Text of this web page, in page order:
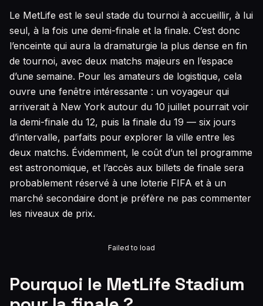
Le MetLife est le seul stade du tournoi à accueillir, à lui
seul, à la fois une demi-finale et la finale. C’est donc
l’enceinte qui aura la dramaturgie la plus dense en fin
de tournoi, avec deux matchs majeurs en l’espace
d’une semaine. Pour les amateurs de logistique, cela
ouvre une fenêtre intéressante : un voyageur qui
arriverait à New York autour du 10 juillet pourrait voir
la demi-finale du 12, puis la finale du 19 — six jours
d’intervalle, parfaits pour explorer la ville entre les
deux matchs. Évidemment, le coût d’un tel programme
est astronomique, et l’accès aux billets de finale sera
probablement réservé à une loterie FIFA et à un
marché secondaire dont je préfère ne pas commenter
les niveaux de prix.
Failed to load
Pourquoi le MetLife Stadium